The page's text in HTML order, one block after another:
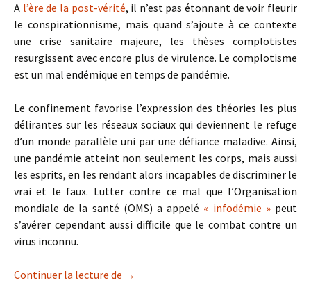
A l’ère de la post-vérité, il n’est pas étonnant de voir fleurir
le conspirationnisme, mais quand s’ajoute à ce contexte
une crise sanitaire majeure, les thèses complotistes
resurgissent avec encore plus de virulence. Le complotisme
est un mal endémique en temps de pandémie.
Le confinement favorise l’expression des théories les plus
délirantes sur les réseaux sociaux qui deviennent le refuge
d’un monde parallèle uni par une défiance maladive. Ainsi,
une pandémie atteint non seulement les corps, mais aussi
les esprits, en les rendant alors incapables de discriminer le
vrai et le faux. Lutter contre ce mal que l’Organisation
mondiale de la santé (OMS) a appelé « infodémie »peut
s’avérer cependant aussi difficile que le combat contre un
virus inconnu.
Continuer la lecture de Le complotisme est un mal
→